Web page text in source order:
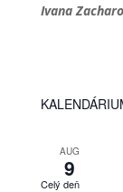
Ivana
AUG
9
Celý deň